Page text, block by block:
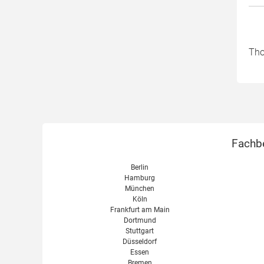
Berlin
Hamburg
München
Köln
Frankfurt am Main
Dortmund
Stuttgart
Düsseldorf
Essen